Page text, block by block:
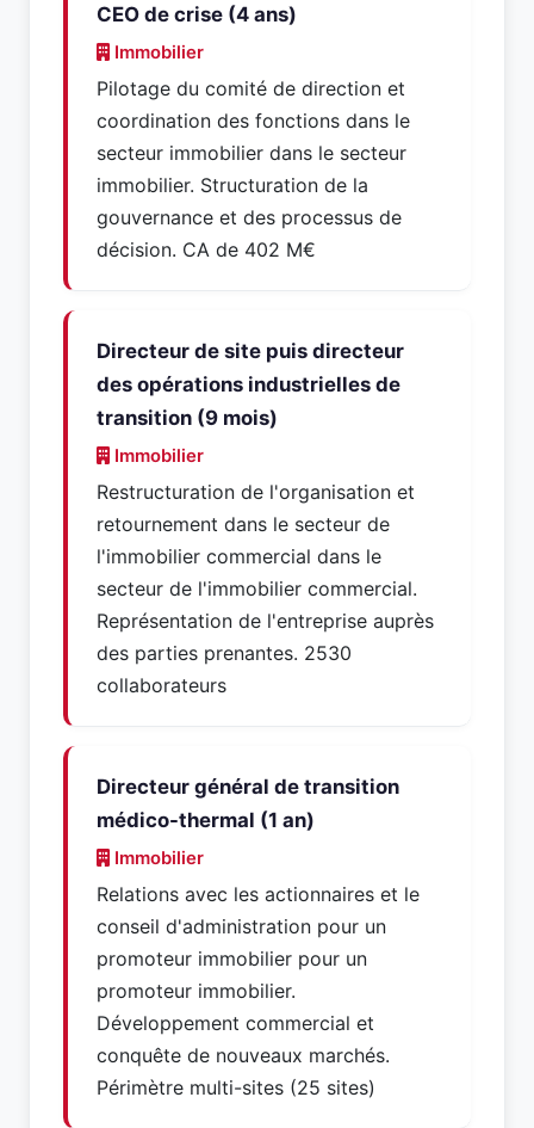
CEO de crise (4 ans)
Immobilier
Pilotage du comité de direction et
coordination des fonctions dans le
secteur immobilier dans le secteur
immobilier. Structuration de la
gouvernance et des processus de
décision. CA de 402 M€
Directeur de site puis directeur
des opérations industrielles de
transition (9 mois)
Immobilier
Restructuration de l'organisation et
retournement dans le secteur de
l'immobilier commercial dans le
secteur de l'immobilier commercial.
Représentation de l'entreprise auprès
des parties prenantes. 2530
collaborateurs
Directeur général de transition
médico-thermal (1 an)
Immobilier
Relations avec les actionnaires et le
conseil d'administration pour un
promoteur immobilier pour un
promoteur immobilier.
Développement commercial et
conquête de nouveaux marchés.
Périmètre multi-sites (25 sites)